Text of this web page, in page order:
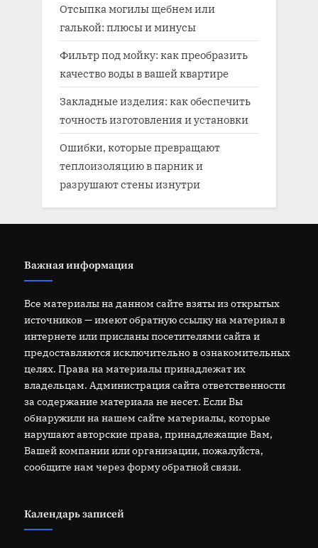
Отсыпка могилы щебнем или
галькой: плюсы и минусы
Фильтр под мойку: как преобразить
качество воды в вашей квартире
Закладные изделия: как обеспечить
точность изготовления и установки
Ошибки, которые превращают
теплоизоляцию в парник и
разрушают стены изнутри
Важная информация
Все материалы на данном сайте взяты из открытых
источников — имеют обратную ссылку на материал в
интернете или присланы посетителями сайта и
предоставляются исключительно в ознакомительных
целях. Права на материалы принадлежат их
владельцам. Администрация сайта ответственности
за содержание материала не несет. Если Вы
обнаружили на нашем сайте материалы, которые
нарушают авторские права, принадлежащие Вам,
Вашей компании или организации, пожалуйста,
сообщите нам через форму обратной связи.
Календарь записей